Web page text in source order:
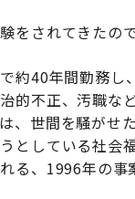
されてきたので
約40年間勤務し
的不正、汚職な
、世間を騒がせ
としている社会
る、1996年の事